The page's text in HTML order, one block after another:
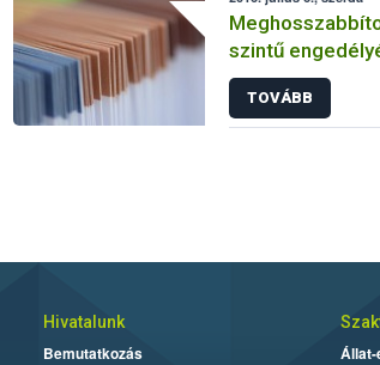
szintű
TOVÁBB
Hivatalunk
Bemutatkozás Állat-